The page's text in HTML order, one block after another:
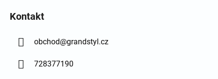
Kontakt
obchod@grandstyl.cz
728377190